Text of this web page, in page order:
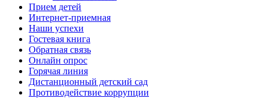
Прием детей
Интернет-приемная
Наши успехи
Гостевая книга
Обратная связь
Онлайн опрос
Горячая линия
Дистанционный детский сад
Противодействие коррупции